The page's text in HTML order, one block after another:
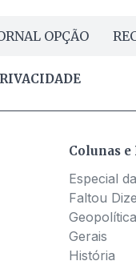
OPÇÃO
Colunas e
Especial
Faltou
Geopolítica
Gerais
História